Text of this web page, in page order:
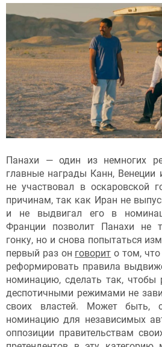
Панахи — один из немногих
главные награды Канн, Венеции
не участвовал в оскаровской
причинам, так как Иран не
и не выдвигал его в
Франции позволит Панахи не
гонку, но и снова попытаться
первый раз он говорит о том,
реформировать правила
номинацию, сделать так, чтобы
деспотичными режимами не
своих властей. Может быть,
номинацию для независимых
оппозиции правительствам